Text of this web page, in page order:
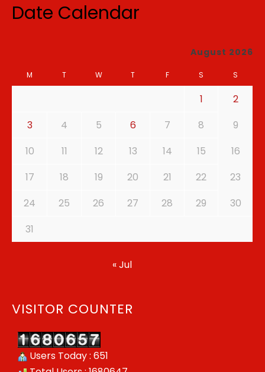
Date Calendar
August 2026
M T W T F S S
1
2
3
4 5 6 7 8
9
10
11 12 13 14 15
16
17
18 19 20 21 22
23
24
25 26 27 28 29
30
31
« Jul
VISITOR COUNTER
Users Today : 651